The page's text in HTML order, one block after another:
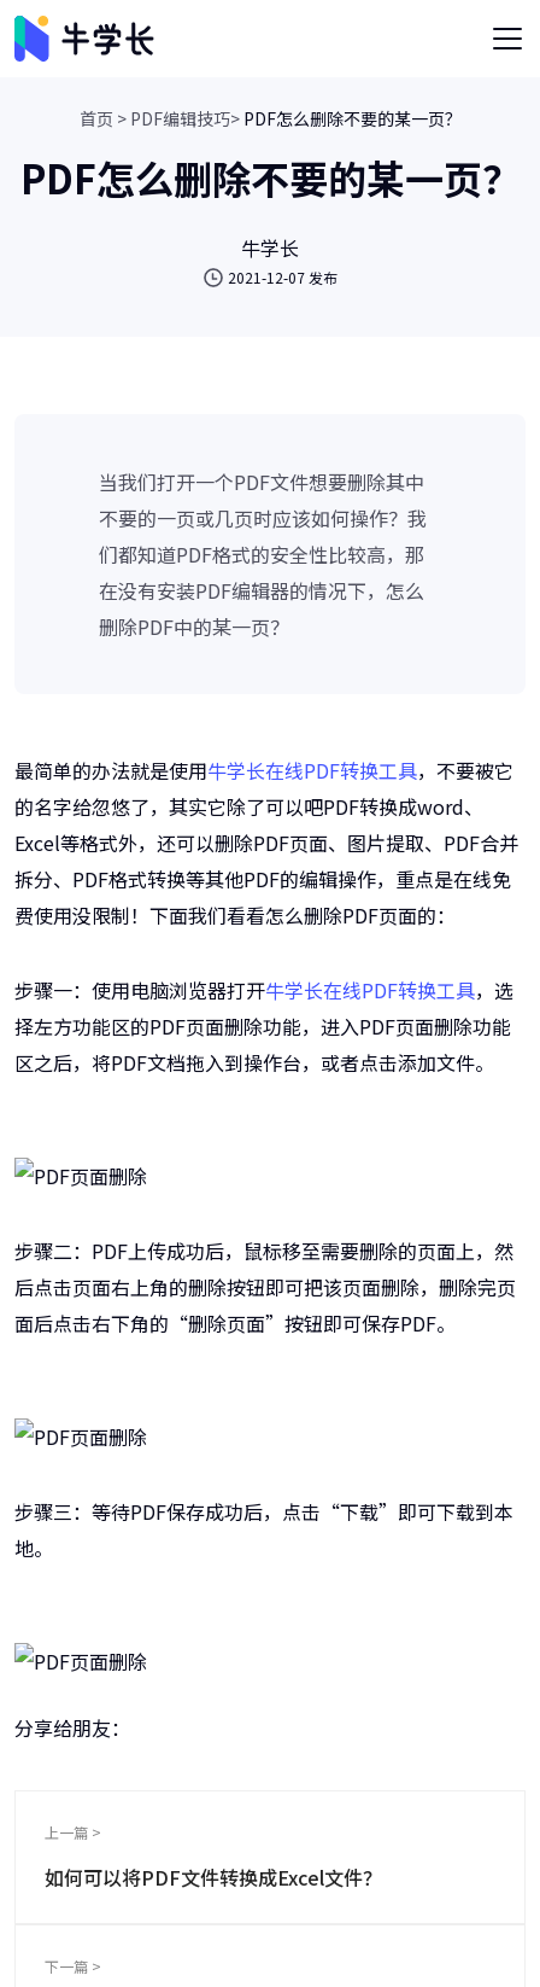
首页 > PDF编辑技巧> PDF怎么删除不要的某一页？
PDF怎么删除不要的某一页？
牛学长
2021-12-07 发布
当我们打开一个PDF文件想要删除其中
不要的一页或几页时应该如何操作？我
们都知道PDF格式的安全性比较高，那
在没有安装PDF编辑器的情况下，怎么
删除PDF中的某一页？
最简单的办法就是使用牛学长在线PDF转换工具，不要被它
的名字给忽悠了，其实它除了可以吧PDF转换成word、
Excel等格式外，还可以删除PDF页面、图片提取、PDF合并
拆分、PDF格式转换等其他PDF的编辑操作，重点是在线免
费使用没限制！下面我们看看怎么删除PDF页面的：
步骤一：使用电脑浏览器打开牛学长在线PDF转换工具，选
择左方功能区的PDF页面删除功能，进入PDF页面删除功能
区之后，将PDF文档拖入到操作台，或者点击添加文件。
步骤二：PDF上传成功后，鼠标移至需要删除的页面上，然
后点击页面右上角的删除按钮即可把该页面删除，删除完页
面后点击右下角的“删除页面”按钮即可保存PDF。
步骤三：等待PDF保存成功后，点击“下载”即可下载到本
地。
分享给朋友：
上一篇 >
如何可以将PDF文件转换成Excel文件？
下一篇 >